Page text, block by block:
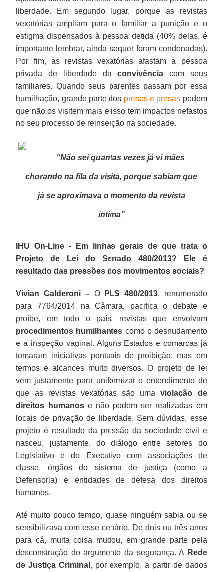
liberdade. Em segundo lugar, porque as revistas
vexatórias ampliam para o familiar a punição e o
estigma dispensados à pessoa detida (40% delas, é
importante lembrar, ainda sequer foram condenadas).
Por fim, as revistas vexatórias afastam a pessoa
privada de liberdade da convivênciacom seus
familiares. Quando seus parentes passam por essa
humilhação, grande parte dos presos e presas pedem
que não os visitem mais e isso tem impactos nefastos
no seu processo de reinserção na sociedade.
“Não sei quantas vezes já vi mães
chorando na fila da visita, porque sabiam que
já se aproximava o momento da revista
íntima”
IHU On-Line - Em linhas gerais de que trata o
Projeto de Lei do Senado 480/2013? Ele é
resultado das pressões dos movimentos sociais?
Vivian Calderoni –O PLS 480/2013, renumerado
para 7764/2014 na Câmara, pacifica o debate e
proíbe, em todo o país, revistas que envolvam
procedimentos humilhantes como o desnudamento
e a inspeção vaginal. Alguns Estados e comarcas já
tomaram iniciativas pontuais de proibição, mas em
termos e alcances muito diversos. O projeto de lei
vem justamente para uniformizar o entendimento de
que as revistas vexatórias são uma violação de
direitos humanose não podem ser realizadas em
locais de privação de liberdade. Sem dúvidas, esse
projeto é resultado da pressão da sociedade civil e
nasceu, justamente, do diálogo entre setores do
Legislativo e do Executivo com associações de
classe, órgãos do sistema de justiça (como a
Defensoria) e entidades de defesa dos direitos
humanos.
Até muito pouco tempo, quase ninguém sabia ou se
sensibilizava com esse cenário. De dois ou três anos
para cá, muita coisa mudou, em grande parte pela
desconstrução do argumento da segurança. A Rede
de Justiça Criminal , por exemplo, a partir de dados